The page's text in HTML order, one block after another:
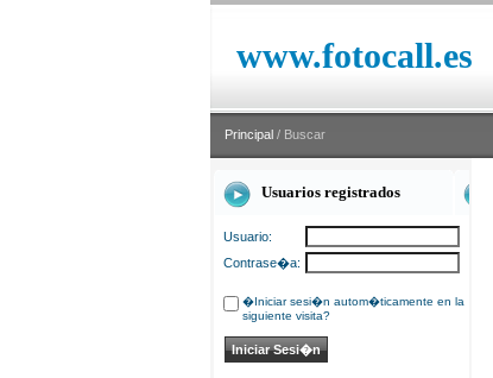
www.fotocall.es
Principal / Buscar
Usuarios registrados
Usuario:
Contrase�a:
�Iniciar sesi�n autom�ticamente en la
siguiente visita?